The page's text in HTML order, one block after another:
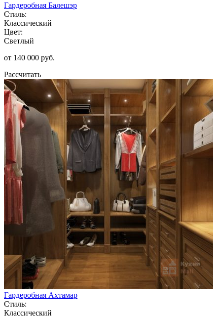
Гардеробная Балешэр
Стиль:
Классический
Цвет:
Светлый
от 140 000 руб.
Рассчитать
Гардеробная Ахтамар
Стиль:
Классический